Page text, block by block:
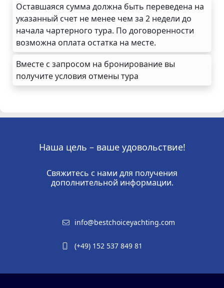
Оставшаяся сумма должна быть переведена на
указанный счет не менее чем за 2 недели до
начала чартерного тура. По договоренности
возможна оплата остатка на месте.
Вместе с запросом на бронирование вы
получите условия отмены тура
Наша цель – ваше удовольствие!
Свяжитесь с нами для получения
дополнительной информации.
info@bestchoiceyachting.com
(+49) 152 537 849 81